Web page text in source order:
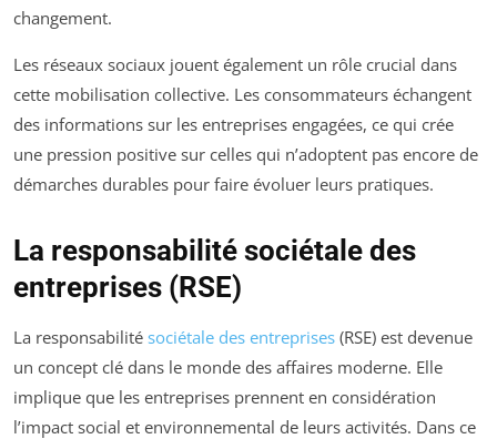
changement.
Les réseaux sociaux jouent également un rôle crucial dans
cette mobilisation collective. Les consommateurs échangent
des informations sur les entreprises engagées, ce qui crée
une pression positive sur celles qui n’adoptent pas encore de
démarches durables pour faire évoluer leurs pratiques.
La responsabilité sociétale des
entreprises (RSE)
La responsabilité sociétale des entreprises (RSE) est devenue
un concept clé dans le monde des affaires moderne. Elle
implique que les entreprises prennent en considération
l’impact social et environnemental de leurs activités. Dans ce